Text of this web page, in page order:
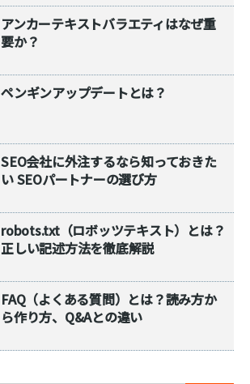
アンカーテキストバラエティはなぜ重
要か？
ペンギンアップデートとは？
SEO会社に外注するなら知っておきた
い SEOパートナーの選び方
robots.txt（ロボッツテキスト）とは？
正しい記述方法を徹底解説
FAQ（よくある質問）とは？読み方か
ら作り方、Q&Aとの違い